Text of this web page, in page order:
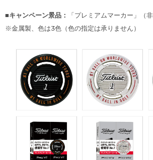
■キャンペーン景品：
「プレミアムマーカー」（非
※金属製、色は3色（色の指定は承りません）